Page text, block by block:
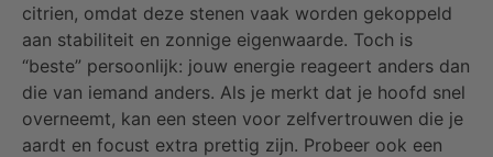
citrien, omdat deze stenen vaak worden gekoppeld
aan stabiliteit en zonnige eigenwaarde. Toch is
“beste” persoonlijk: jouw energie reageert anders dan
die van iemand anders. Als je merkt dat je hoofd snel
overneemt, kan een steen voor zelfvertrouwen die je
aardt en focust extra prettig zijn. Probeer ook een